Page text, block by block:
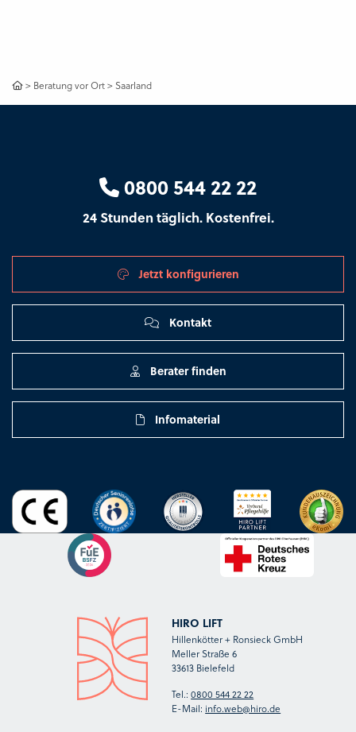
> Beratung vor Ort>Saarland
0800 544 22 22
24 Stunden täglich. Kostenfrei.
Jetzt konfigurieren
Kontakt
Berater finden
Infomaterial
HIRO LIFT
Hillenkötter + Ronsieck GmbH
Meller Straße 6
33613 Bielefeld
Tel.:0800 544 22 22
E-Mail: info.web@hiro.de